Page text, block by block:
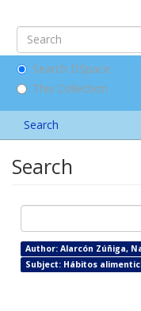
Search DSpace
This Collection
Search
Search
Author: Alarcón Zúñiga,
Subject: Hábitos